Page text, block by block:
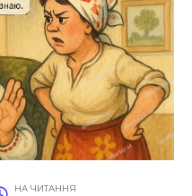
НА ЧИТАННЯ